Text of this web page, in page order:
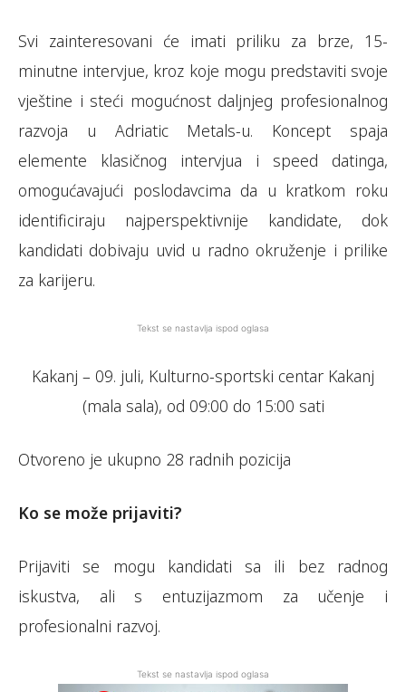
Svi zainteresovani će imati priliku za brze, 15-
minutne intervjue, kroz koje mogu predstaviti svoje
vještine i steći mogućnost daljnjeg profesionalnog
razvoja u Adriatic Metals-u. Koncept spaja
elemente klasičnog intervjua i speed datinga,
omogućavajući poslodavcima da u kratkom roku
identificiraju najperspektivnije kandidate, dok
kandidati dobivaju uvid u radno okruženje i prilike
za karijeru.
Tekst se nastavlja ispod oglasa
Kakanj – 09. juli, Kulturno-sportski centar Kakanj
(mala sala), od 09:00 do 15:00 sati
Otvoreno je ukupno 28 radnih pozicija
Ko se može prijaviti?
Prijaviti se mogu kandidati sa ili bez radnog
iskustva, ali s entuzijazmom za učenje i
profesionalni razvoj.
Tekst se nastavlja ispod oglasa